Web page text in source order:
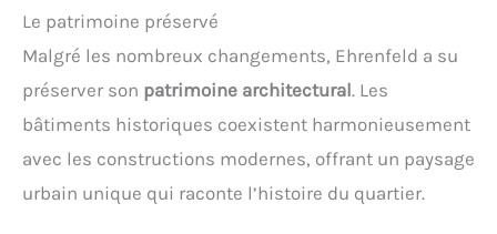
Le patrimoine préservé
Malgré les nombreux changements, Ehrenfeld a su
préserver son patrimoine architectural. Les
bâtiments historiques coexistent harmonieusement
avec les constructions modernes, offrant un paysage
urbain unique qui raconte l’histoire du quartier.